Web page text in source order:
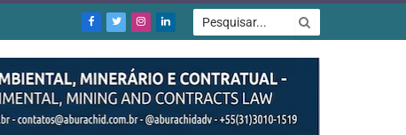
Facebook
TwitterInstagram
LinkedIn